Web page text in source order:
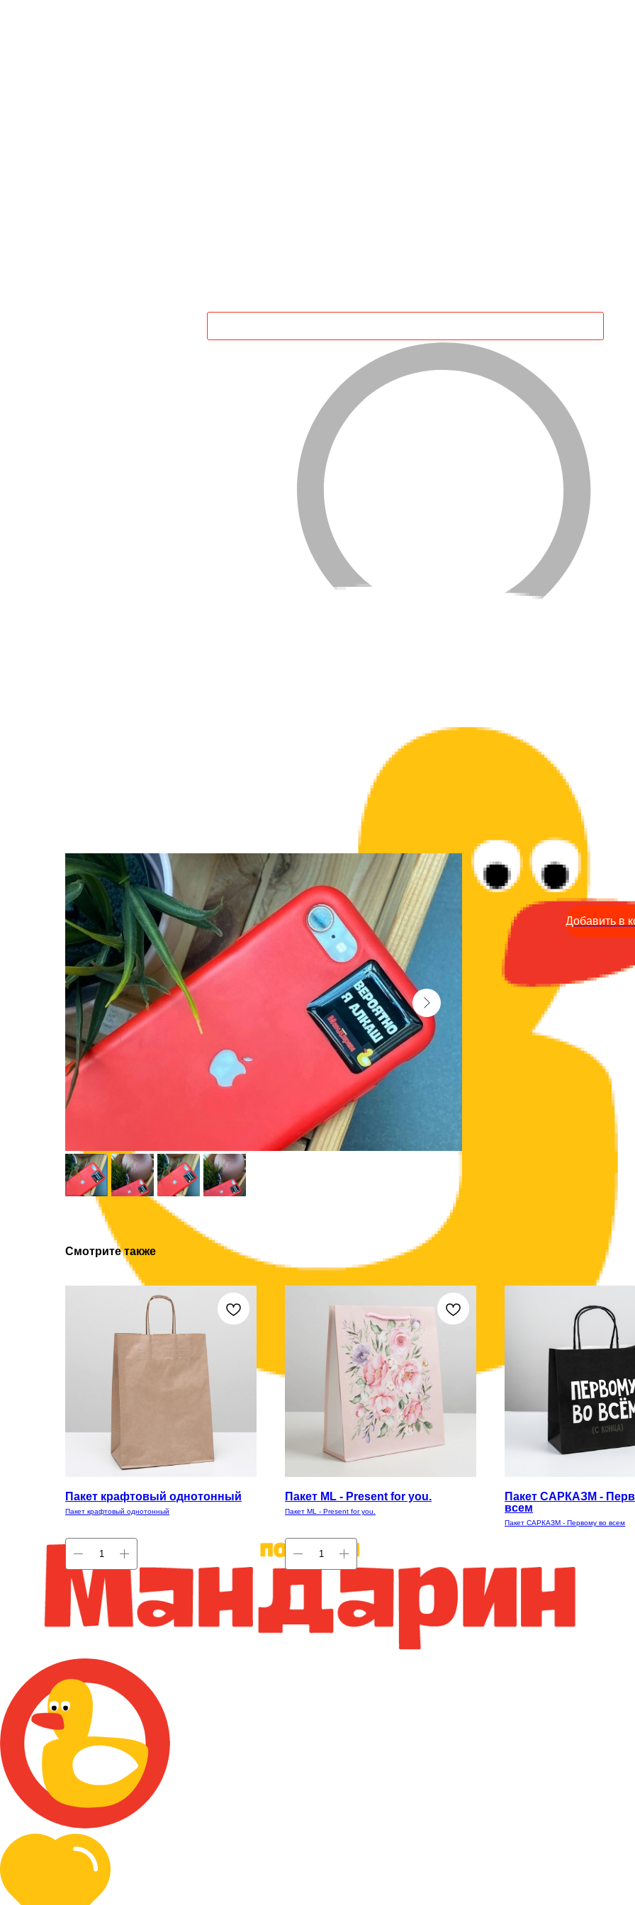
3D стикер на телефон -
149 р.
Добавить в
3D стикер — это современный
плоскими наклейками. Он представляет
специальных материалов, позволяющих
Самовыражайтесь с помощью таких
Такой стикер может быть использован
планшет, компьютер и многие другие.
Размер стикера 3х3 см.
Смотрите также
Пакет крафтовый однотонный
Пакет крафтовый однотонный
Пакет ML - Present for you.
Пакет ML - Present for you.
Пакет САРКАЗМ -
всем
Пакет САРКАЗМ - Первому во всем